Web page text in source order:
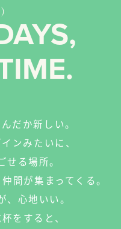
だか新しい。
ンみたいに、
る場所。
間が集まってくる。
心地いい。
をすると、